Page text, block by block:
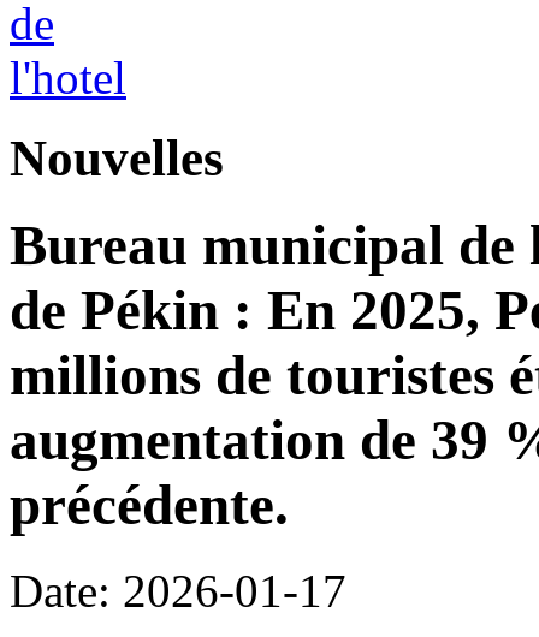
Nouvelles
Bureau municipal
de Pékin : En 2025,
millions de touristes
augmentation de 39
précédente.
Date: 2026-01-17